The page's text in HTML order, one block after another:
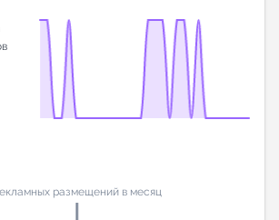
размещений в месяц